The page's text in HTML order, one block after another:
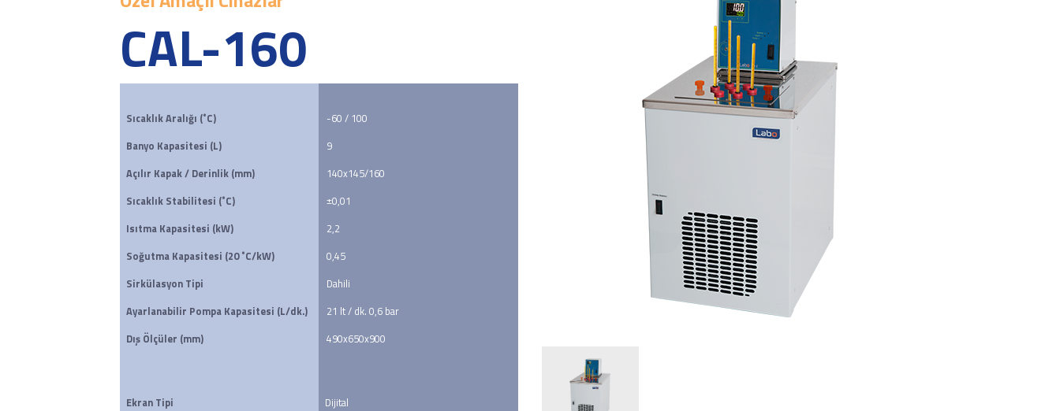
CAL-160
Sıcaklık Aralığı (˚C)
Banyo Kapasitesi (L)
Açılır Kapak / Derinlik (mm)
Sıcaklık Stabilitesi (˚C)
Isıtma Kapasitesi (kW)
Soğutma Kapasitesi (20 ˚C/kW)
Sirkülasyon Tipi
Ayarlanabilir Pompa Kapasitesi (L/dk.)
Dış Ölçüler (mm)
-60 / 100
9
140x145/160
±0,01
2,2
0,45
Dahili
21 lt / dk. 0,6 bar
490x650x900
Ekran Tipi
Dijital